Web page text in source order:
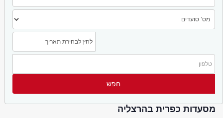
מסעדות כפרית בהרצליה